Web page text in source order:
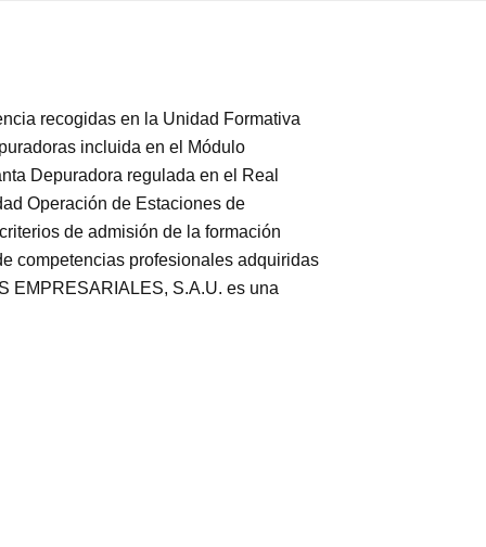
recogidas en la Unidad Formativa
incluida en el Módulo
Depuradora regulada en el Real
Operación de Estaciones de
de admisión de la formación
competencias profesionales adquiridas
EMPRESARIALES, S.A.U. es una